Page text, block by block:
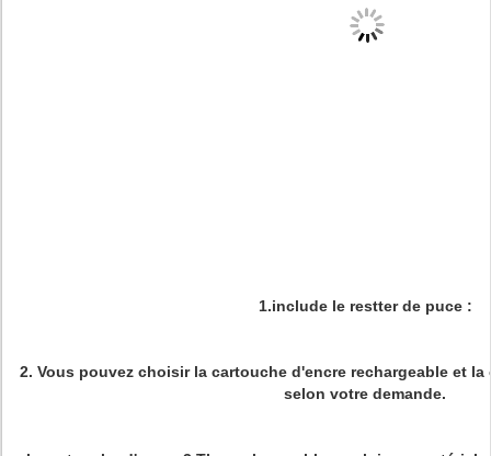
1.include le restter de puce :
2. Vous pouvez choisir la cartouche d'encre rechargeable et
selon votre demande.